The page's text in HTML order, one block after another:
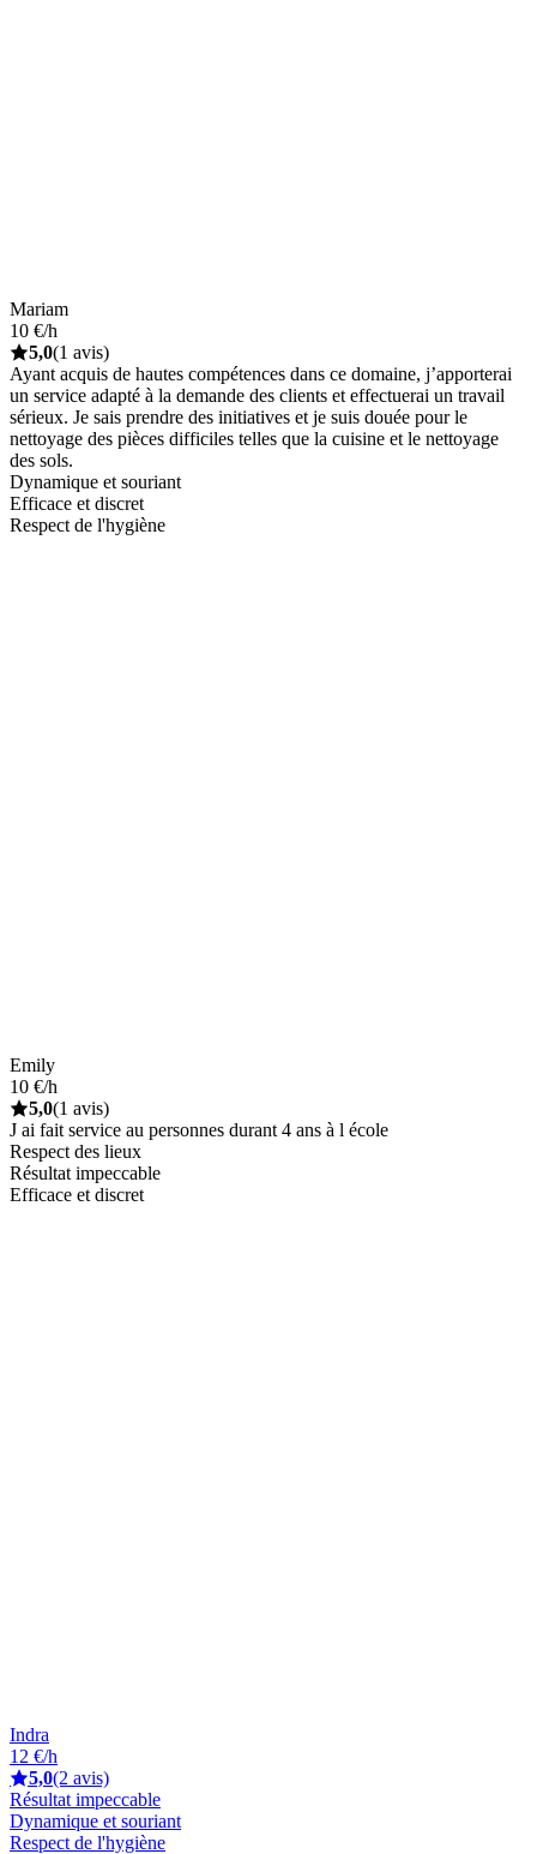
Mariam
10 €/h
5,0(1 avis)
Ayant acquis de hautes compétences dans ce domaine, j’apporterai
un service adapté à la demande des clients et effectuerai un travail
sérieux. Je sais prendre des initiatives et je suis douée pour le
nettoyage des pièces difficiles telles que la cuisine et le nettoyage
des sols.
Dynamique et souriant
Efficace et discret
Respect de l'hygiène
Emily
10 €/h
5,0(1 avis)
J ai fait service au personnes durant 4 ans à l école
Respect des lieux
Résultat impeccable
Efficace et discret
Indra
12 €/h
5,0(2 avis)
Résultat impeccable
Dynamique et souriant
Respect de l'hygiène